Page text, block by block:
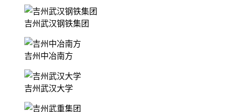
吉州武汉钢铁集团
吉州中冶南方
吉州武汉大学